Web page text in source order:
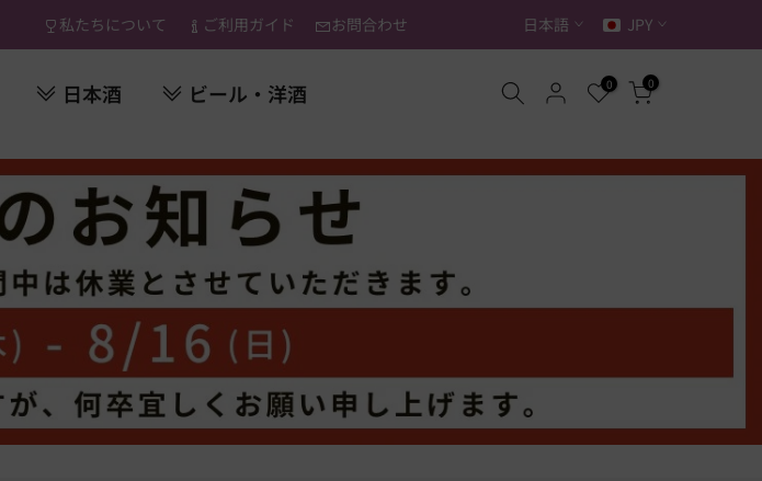
私たちについて ご利用ガイド お問合わせ 日本語 JPY
日本酒 ビール・洋酒 0 0